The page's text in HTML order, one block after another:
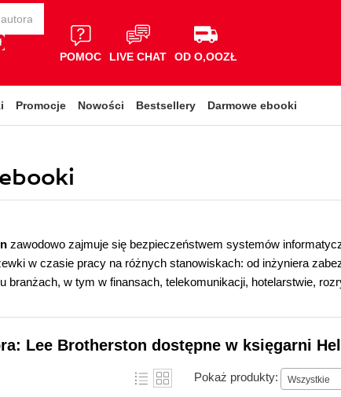
POMOC LIVE CHAT OD O,OOZŁ
Promocje Nowości Bestsellery Darmowe ebooki
zawodowo zajmuje się bezpieczeństwem systemów
w czasie pracy na różnych stanowiskach: od inżyniera
branżach, w tym w finansach, telekomunikacji, hotelarstwie,
Lee Brotherston dostępne w księgarni
Pokaż produkty: Wszystkie